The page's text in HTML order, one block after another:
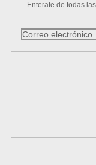
Enterate de todas